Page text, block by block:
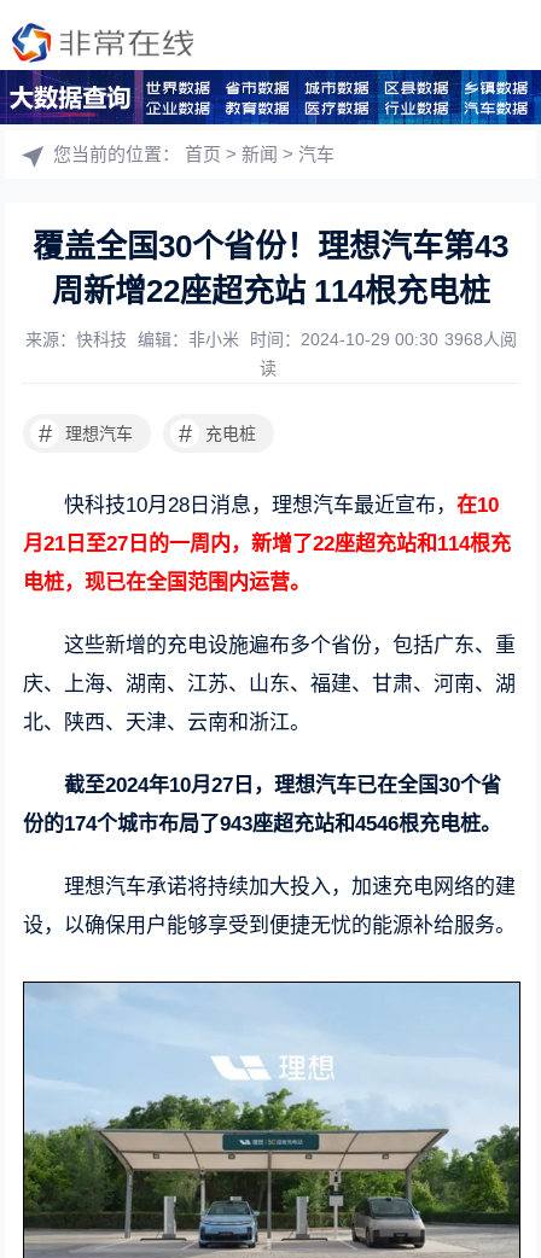
您当前的位置：首页 >新闻 >汽车
覆盖全国30个省份！理想汽车第43
周新增22座超充站 114根充电桩
来源：快科技 编辑：非小米 时间：2024-10-29 00:30 3968人阅
读
# 理想汽车 # 充电桩
快科技10月28日消息，理想汽车最近宣布，在10
月21日至27日的一周内，新增了22座超充站和114根充
电桩，现已在全国范围内运营。
这些新增的充电设施遍布多个省份，包括广东、重
庆、上海、湖南、江苏、山东、福建、甘肃、河南、湖
北、陕西、天津、云南和浙江。
截至2024年10月27日，理想汽车已在全国30个省
份的174个城市布局了943座超充站和4546根充电桩。
理想汽车承诺将持续加大投入，加速充电网络的建
设，以确保用户能够享受到便捷无忧的能源补给服务。